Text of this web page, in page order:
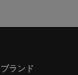
ブランド